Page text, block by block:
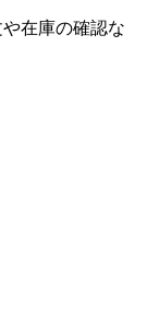
在庫の確認な